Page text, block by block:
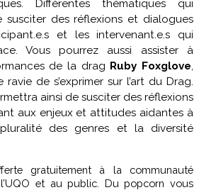
Différentes thématiques qui
susciter des réflexions et dialogues
et les intervenant.e.s qui
Vous pourrez aussi assister à
de la drag Ruby Foxglove,
ravie de s’exprimer sur l’art du Drag.
ainsi de susciter des réflexions
aux enjeux et attitudes aidantes à
des genres et la diversité
gratuitement à la communauté
et au public. Du popcorn vous